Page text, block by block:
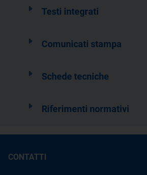
Testi integrati
Comunicati stampa
Schede tecniche
Riferimenti normativi
CONTATTI